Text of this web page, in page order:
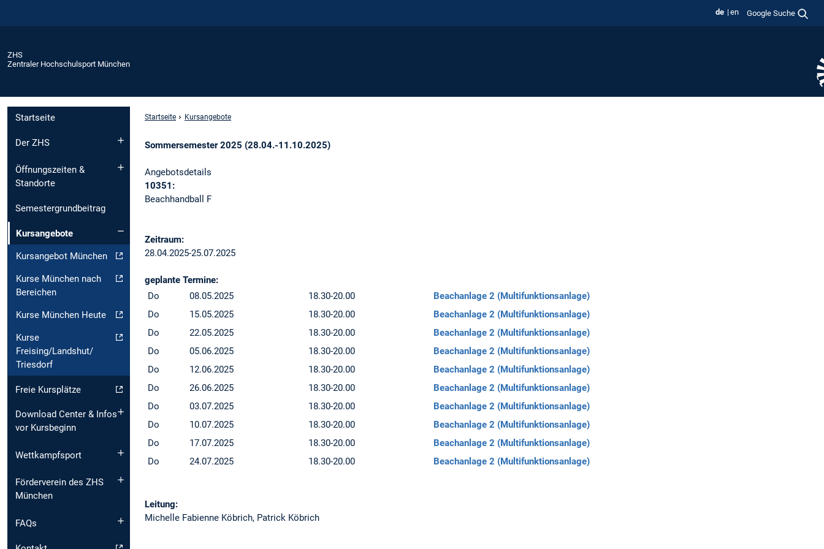
de en Google Suche
ZHS
Zentraler Hochschulsport München
Startseite
Der ZHS
Öffnungszeiten &
Standorte
Semestergrundbeitrag
Kursangebote
Kursangebot München
Kurse München nach
Bereichen
Kurse München Heute
Kurse
Freising/Landshut/
Triesdorf
Freie Kursplätze
Download Center & Infos
vor Kursbeginn
Wettkampfsport
Förderverein des ZHS
München
FAQs
Startseite Kursangebote
Sommersemester 2025 (28.04.-11.10.2025)
Angebotsdetails
10351:
Beachhandball F
Zeitraum:
28.04.2025-25.07.2025
geplante Termine:
Do
08.05.2025 18.30-20.00
Beachanlage 2 (Multifunktionsanlage)
Do
15.05.2025 18.30-20.00
Beachanlage 2 (Multifunktionsanlage)
Do
22.05.2025 18.30-20.00
Beachanlage 2 (Multifunktionsanlage)
Do
05.06.2025 18.30-20.00
Beachanlage 2 (Multifunktionsanlage)
Do
12.06.2025 18.30-20.00
Beachanlage 2 (Multifunktionsanlage)
Do
26.06.2025 18.30-20.00
Beachanlage 2 (Multifunktionsanlage)
Do
03.07.2025 18.30-20.00
Beachanlage 2 (Multifunktionsanlage)
Do
10.07.2025 18.30-20.00
Beachanlage 2 (Multifunktionsanlage)
Do
17.07.2025 18.30-20.00
Beachanlage 2 (Multifunktionsanlage)
Do
24.07.2025 18.30-20.00 Beachanlage 2 (Multifunktionsanlage)
Leitung:
Michelle Fabienne Köbrich, Patrick Köbrich